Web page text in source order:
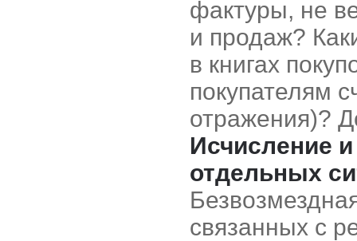
фактуры, не
и продаж?
в книгах
покупателям
отражения)?
Исчисление
отдельных
связанных с